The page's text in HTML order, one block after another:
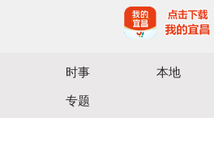
时事
本地
专题